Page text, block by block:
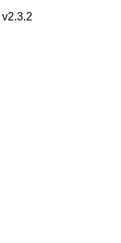
v2.3.2